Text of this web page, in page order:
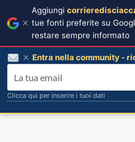
Aggiungi
tue fonti preferite su
restare sempre informato
Entra nella community -
Clicca qui per inserire i tuoi dati